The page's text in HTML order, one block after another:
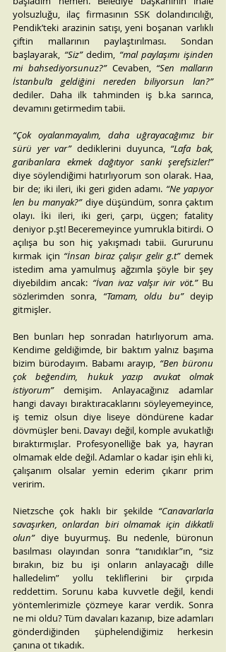
yolsuzluğu, ilaç firmasının SSK dolandırıcılığı,
Pendik’teki arazinin satışı, yeni boşanan varlıklı
çiftin mallarının paylaştırılması. Sondan
başlayarak, “Siz” dedim, “mal paylaşımı işinden
mi bahsediyorsunuz?” Cevaben, “Sen malların
İstanbul’a geldiğini nereden biliyorsun lan?”
dediler. Daha ilk tahminden iş b.ka sarınca,
devamını getirmedim tabii.
“Çok oyalanmayalım, daha uğrayacağımız bir
sürü yer var” dediklerini duyunca, “Lafa bak,
garibanlara ekmek dağıtıyor sanki şerefsizler!”
diye söylendiğimi hatırlıyorum son olarak. Haa,
bir de; iki ileri, iki geri giden adamı. “Ne yapıyor
len bu manyak?” diye düşündüm, sonra çaktım
olayı. İki ileri, iki geri, çarpı, üçgen; fatality
deniyor p.şt! Beceremeyince yumrukla bitirdi. O
açılışa bu son hiç yakışmadı tabii. Gururunu
kırmak için “İnsan biraz çalışır gelir g.t” demek
istedim ama yamulmuş ağzımla şöyle bir şey
diyebildim ancak: “İvan ivaz valşır ivir vöt.” Bu
sözlerimden sonra, “Tamam, oldu bu” deyip
gitmişler.
Ben bunları hep sonradan hatırlıyorum ama.
Kendime geldiğimde, bir baktım yalnız başıma
bizim bürodayım. Babamı arayıp, “Ben büronu
çok beğendim, hukuk yazıp avukat olmak
istiyorum” demişim. Anlayacağınız adamlar
hangi davayı bıraktıracaklarını söyleyemeyince,
iş temiz olsun diye liseye döndürene kadar
dövmüşler beni. Davayı değil, komple avukatlığı
bıraktırmışlar. Profesyonelliğe bak ya, hayran
olmamak elde değil. Adamlar o kadar işin ehli ki,
çalışanım olsalar yemin ederim çıkarır prim
veririm.
Nietzsche çok haklı bir şekilde “Canavarlarla
savaşırken, onlardan biri olmamak için dikkatli
olun” diye buyurmuş. Bu nedenle, büronun
basılması olayından sonra “tanıdıklar”ın, “siz
bırakın, biz bu işi onların anlayacağı dille
halledelim” yollu tekliflerini bir çırpıda
reddettim. Sorunu kaba kuvvetle değil, kendi
yöntemlerimizle çözmeye karar verdik. Sonra
ne mi oldu? Tüm davaları kazanıp, bize adamları
gönderdiğinden şüphelendiğimiz herkesin
çanına ot tıkadık.